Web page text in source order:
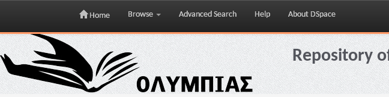
Skip
navigation
Home Browse Advanced Search Help About DSpace
Repository